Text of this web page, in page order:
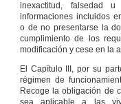
inexactitud, falsedad
informaciones incluidos
o de no presentarse la
cumplimiento de los
modificación y cese en la
El Capítulo III, por su
régimen de
Recoge la obligación de
sea aplicable a las